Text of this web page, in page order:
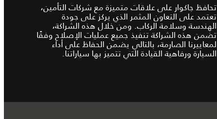
تحافظ جاكوار على علاقات متميزة مع شركات التأمين،
تعتمد على التعاون المثمر الذي يركز على جودة
الهندسة وسلامة الركاب. ومن خلال هذه الشراكة،
تضمن هذه الشراكة تنفيذ جميع عمليات الإصلاح وفقًا
لمعاييرنا الصارمة، بالتالي يضمن الحفاظ على أداء
السيارة ورفاهية القيادة التي تتميز بها سياراتنا.